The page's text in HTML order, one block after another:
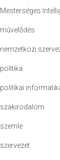
Mesterséges
művelődés
nemzetközi
politika
politikai
szakirodalom
szemle
szervezet